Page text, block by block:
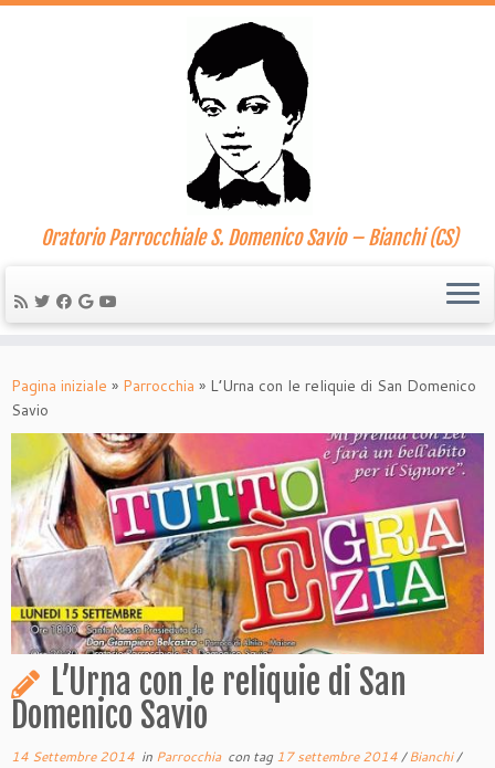
contenuto
Oratorio Parrocchiale S. Domenico Savio – Bianchi (CS)
Pagina iniziale » Parrocchia » L’Urna con le reliquie di San Domenico
Savio
L’Urna con le reliquie di San
Domenico Savio
14 Settembre 2014 in Parrocchia con tag17 settembre 2014/Bianchi/